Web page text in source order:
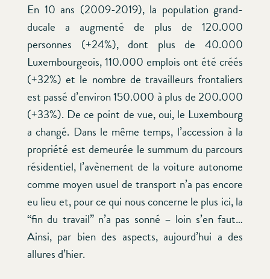
En 10 ans (2009-2019), la population grand-
ducale a augmenté de plus de 120.000
personnes (+24%), dont plus de 40.000
Luxembourgeois, 110.000 emplois ont été créés
(+32%) et le nombre de travailleurs frontaliers
est passé d’environ 150.000 à plus de 200.000
(+33%). De ce point de vue, oui, le Luxembourg
a changé. Dans le même temps, l’accession à la
propriété est demeurée le summum du parcours
résidentiel, l’avènement de la voiture autonome
comme moyen usuel de transport n’a pas encore
eu lieu et, pour ce qui nous concerne le plus ici, la
“fin du travail” n’a pas sonné – loin s’en faut…
Ainsi, par bien des aspects, aujourd’hui a des
allures d’hier.